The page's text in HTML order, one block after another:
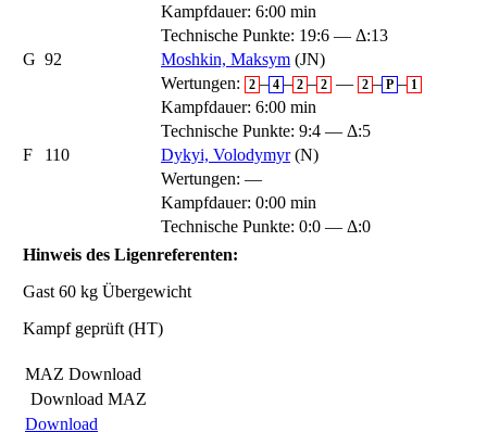
Kampfdauer: 6:00 min
Technische Punkte: 19:6 — Δ:13
G 92 Moshkin, Maksym (JN)
Wertungen:
2 – 4 – 2 – 2 — 2 – P – 1
Kampfdauer: 6:00 min
Technische Punkte: 9:4 — Δ:5
F
110 Dykyi, Volodymyr(N)
Wertungen: —
Kampfdauer: 0:00 min
Technische Punkte: 0:0 — Δ:0
Hinweis des Ligenreferenten:
Gast 60 kg Übergewicht
Kampf geprüft (HT)
MAZ Download
Download MAZ
Download